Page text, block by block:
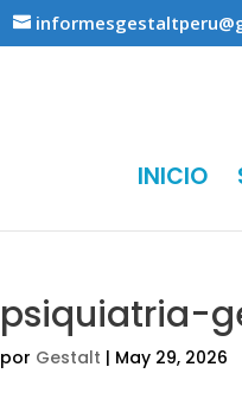
INICIO
psiquiatria-
por Gestalt | May 29, 2026